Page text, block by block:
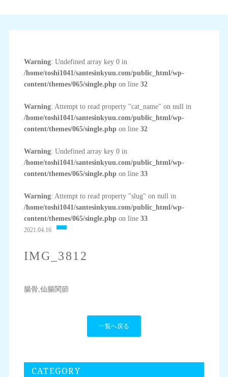
Warning: Undefined array key 0 in
/home/toshi1041/santesinkyuu.com/public_html/wp-
content/themes/065/single.phpon line 32
Warning: Attempt to read property "cat_name" on null in
/home/toshi1041/santesinkyuu.com/public_html/wp-
content/themes/065/single.phpon line 32
Warning: Undefined array key 0 in
/home/toshi1041/santesinkyuu.com/public_html/wp-
content/themes/065/single.phpon line 33
Warning: Attempt to read property "slug" on null in
/home/toshi1041/santesinkyuu.com/public_html/wp-
content/themes/065/single.phpon line 33
2021.04.16
IMG_3812
腸骨,仙腸関節
一覧へ戻る
CATEGORY